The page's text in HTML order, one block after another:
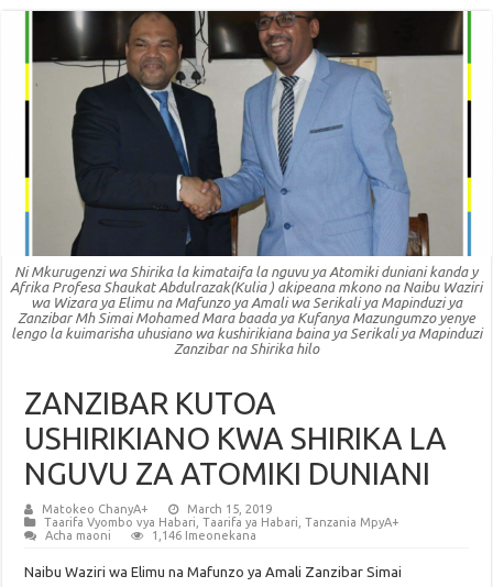
Ni Mkurugenzi wa Shirika la kimataifa la nguvu ya Atomiki duniani kanda y
Afrika Profesa Shaukat Abdulrazak(Kulia ) akipeana mkono na Naibu Waziri
wa Wizara ya Elimu na Mafunzo ya Amali wa Serikali ya Mapinduzi ya
Zanzibar Mh Simai Mohamed Mara baada ya Kufanya Mazungumzo yenye
lengo la kuimarisha uhusiano wa kushirikiana baina ya Serikali ya Mapinduzi
Zanzibar na Shirika hilo
ZANZIBAR KUTOA
USHIRIKIANO KWA SHIRIKA LA
NGUVU ZA ATOMIKI DUNIANI
Matokeo ChanyA+
March 15, 2019
Taarifa Vyombo vya Habari ,Taarifa ya Habari ,Tanzania MpyA+
Acha maoni
1,146 Imeonekana
Naibu Waziri wa Elimu na Mafunzo ya Amali Zanzibar Simai